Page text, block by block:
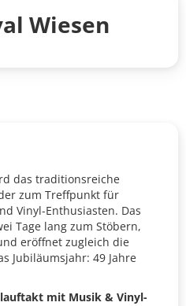
Wiesen
das traditionsreiche
zum Treffpunkt für
Vinyl-Enthusiasten. Das
Tage lang zum Stöbern,
eröffnet zugleich die
Jubiläumsjahr: 49 Jahre
mit Musik & Vinyl-